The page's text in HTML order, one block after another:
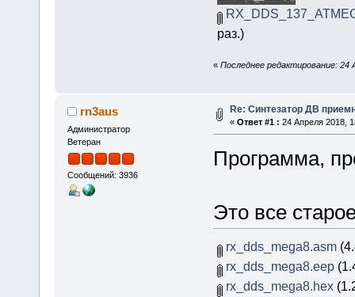
раз.)
« Последнее редактирование: 24
rn3aus
Администратор
Ветеран
Сообщений: 3936
Re: Синтезатор ДВ
« Ответ #1 : 24 Апреля 2018,
Программа,
Это все
rx_dds_mega8.asm
rx_dds_mega8.eep
rx_dds_mega8.hex